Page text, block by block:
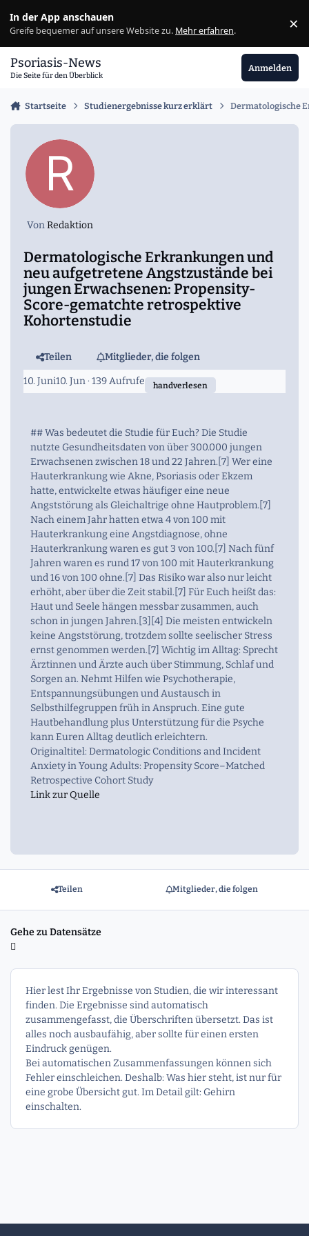
In der App anschauen
Greife bequemer auf unsere Website zu. Mehr erfahren. ×
Psoriasis-News
Die Seite für den Überblick
Anmelden
Startseite Studienergebnisse kurz erklärt Dermatologische
VonRedaktion
Dermatologische Erkrankungen und
neu aufgetretene Angstzustände bei
jungen Erwachsenen: Propensity-
Score-gematchte retrospektive
Kohortenstudie
Teilen Mitglieder, die folgen
10. Juni10. Jun· 139 Aufrufe handverlesen
## Was bedeutet die Studie für Euch? Die Studie
nutzte Gesundheitsdaten von über 300.000 jungen
Erwachsenen zwischen 18 und 22 Jahren.[7] Wer eine
Hauterkrankung wie Akne, Psoriasis oder Ekzem
hatte, entwickelte etwas häufiger eine neue
Angststörung als Gleichaltrige ohne Hautproblem.[7]
Nach einem Jahr hatten etwa 4 von 100 mit
Hauterkrankung eine Angstdiagnose, ohne
Hauterkrankung waren es gut 3 von 100.[7] Nach fünf
Jahren waren es rund 17 von 100 mit Hauterkrankung
und 16 von 100 ohne.[7] Das Risiko war also nur leicht
erhöht, aber über die Zeit stabil.[7] Für Euch heißt das:
Haut und Seele hängen messbar zusammen, auch
schon in jungen Jahren.[3][4] Die meisten entwickeln
keine Angststörung, trotzdem sollte seelischer Stress
ernst genommen werden.[7] Wichtig im Alltag: Sprecht
Ärztinnen und Ärzte auch über Stimmung, Schlaf und
Sorgen an. Nehmt Hilfen wie Psychotherapie,
Entspannungsübungen und Austausch in
Selbsthilfegruppen früh in Anspruch. Eine gute
Hautbehandlung plus Unterstützung für die Psyche
kann Euren Alltag deutlich erleichtern.
Originaltitel: Dermatologic Conditions and Incident
Anxiety in Young Adults: Propensity Score–Matched
Retrospective Cohort Study
Link zur Quelle
Teilen Mitglieder, die folgen
Gehe zu Datensätze
Hier lest Ihr Ergebnisse von Studien, die wir interessant
finden. Die Ergebnisse sind automatisch
zusammengefasst, die Überschriften übersetzt. Das ist
alles noch ausbaufähig, aber sollte für einen ersten
Eindruck genügen.
Bei automatischen Zusammenfassungen können sich
Fehler einschleichen. Deshalb: Was hier steht, ist nur für
eine grobe Übersicht gut. Im Detail gilt: Gehirn
einschalten.